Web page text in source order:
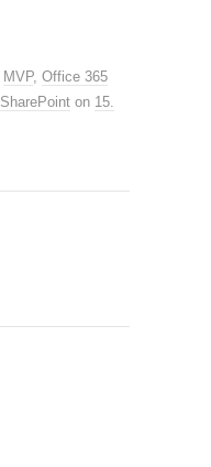
MVP, Office 365
SharePoint on 15.